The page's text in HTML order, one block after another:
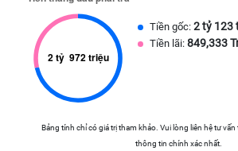
Tiền gốc: 2 tỷ 123
Tiền lãi: 849,333
Bảng tính chỉ có giá trị tham khảo. Vui lòng liên hệ tư
thông tin chính xác nhất.